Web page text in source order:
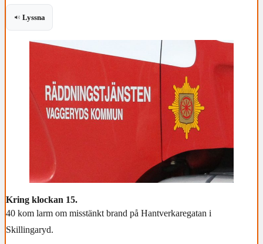
Lyssna
Kring klockan 15.
40 kom larm om misstänkt brand på Hantverkaregatan i
Skillingaryd.